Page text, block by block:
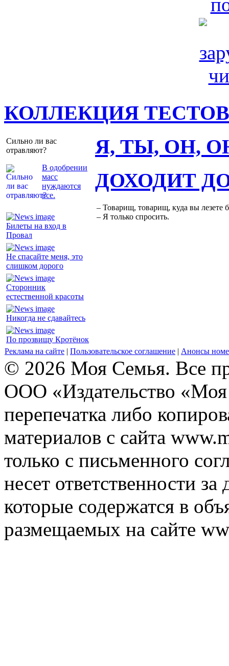
КОЛЛЕКЦИЯ ТЕСТОВ
Сильно ли вас
отравляют?
В одобрении
масс
нуждаются
все.
Я, ТЫ, ОН,
Билеты на вход в
Провал
Не спасайте меня, это
слишком дорого
Сторонник
естественной красоты
Никогда не сдавайтесь
По прозвищу Кротёнок
ДОХОДИТ
– Товарищ, товарищ, куда вы лезете
– Я только спросить.
Реклама на сайте | Пользовательское соглашение | Анонсы
© 2026 Моя Семья. Все
ООО «Издательство
перепечатка либо
материалов с сайта
только с письменного
несет ответственности
которые содержатся в
размещаемых на сайте